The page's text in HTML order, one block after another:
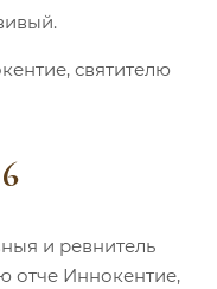
святителю
и ревнитель
отче Иннокентие,